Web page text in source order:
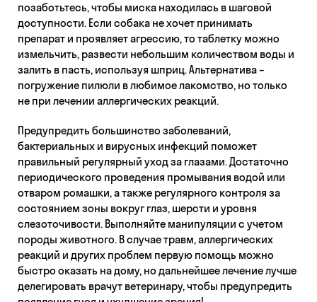
позаботьтесь, чтобы миска находилась в шаговой
доступности. Если собака не хочет принимать
препарат и проявляет агрессию, то таблетку можно
измельчить, развести небольшим количеством воды и
залить в пасть, используя шприц. Альтернатива –
погружение пилюли в любимое лакомство, но только
не при лечении аллергических реакций.
Предупредить большинство заболеваний,
бактериальных и вирусных инфекций поможет
правильный регулярный уход за глазами. Достаточно
периодического проведения промывания водой или
отваром ромашки, а также регулярного контроля за
состоянием зоны вокруг глаз, шерсти и уровня
слезоточивости. Выполняйте манипуляции с учетом
породы животного. В случае травм, аллергических
реакций и других проблем первую помощь можно
быстро оказать на дому, но дальнейшее лечение лучше
делегировать врачут ветеринару, чтобы предупредить